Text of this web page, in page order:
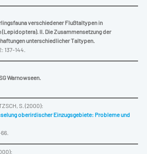
verschiedener Flußtaltypen in
II. Die Zusammensetzung der
unterschiedlicher Taltypen.
137-144.
Warnowseen.
S. (2000):
oberirdischer Einzugsgebiete: Probleme und